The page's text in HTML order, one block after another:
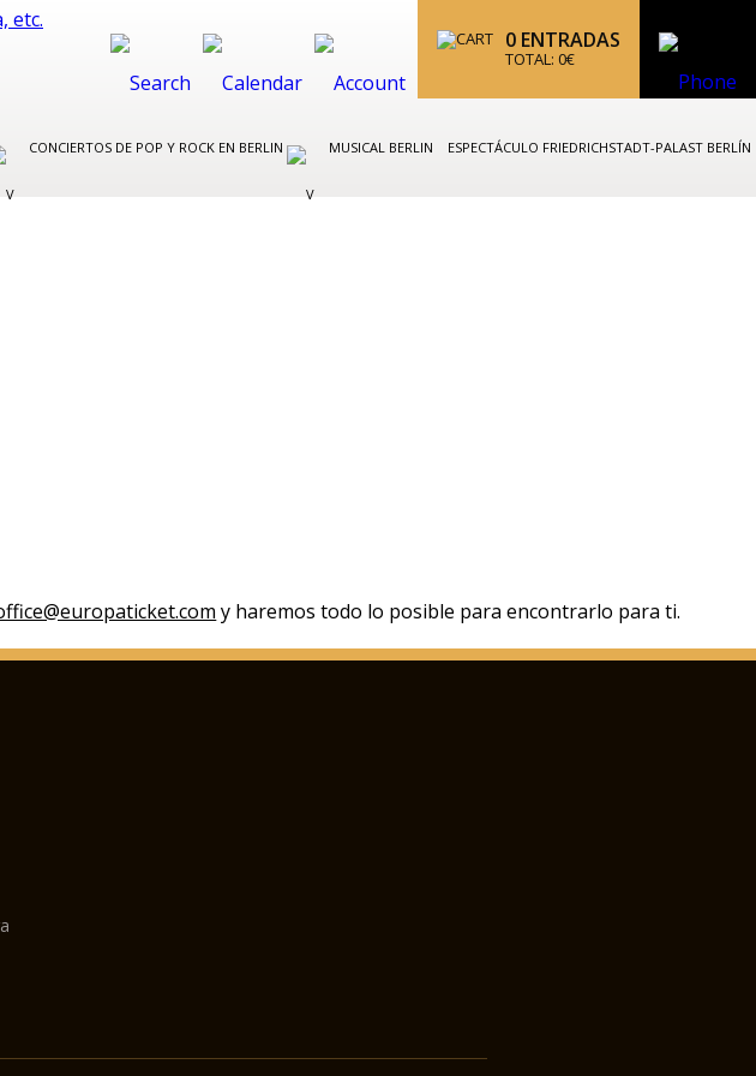
0 ENTRADAS
TOTAL: 0€
CONCIERTOS DE POP Y ROCK EN BERLIN MUSICAL BERLIN ESPECTÁCULO FRIEDRICHSTADT-PALAST BERLÍN
y haremos todo lo posible para encontrarlo para ti.